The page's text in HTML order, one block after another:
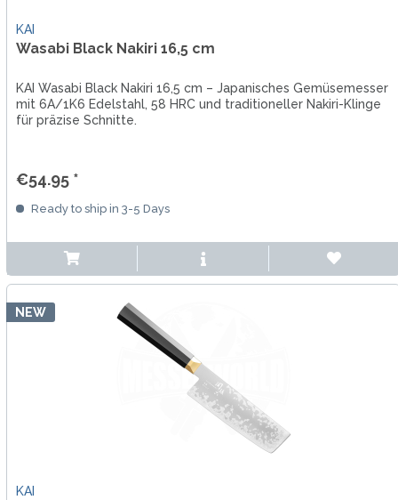
KAI
Wasabi Black Nakiri 16,5 cm
KAI Wasabi Black Nakiri 16,5 cm – Japanisches Gemüsemesser
mit 6A/1K6 Edelstahl, 58 HRC und traditioneller Nakiri-Klinge
für präzise Schnitte.
€54.95 *
Ready to ship in 3-5 Days
NEW
KAI